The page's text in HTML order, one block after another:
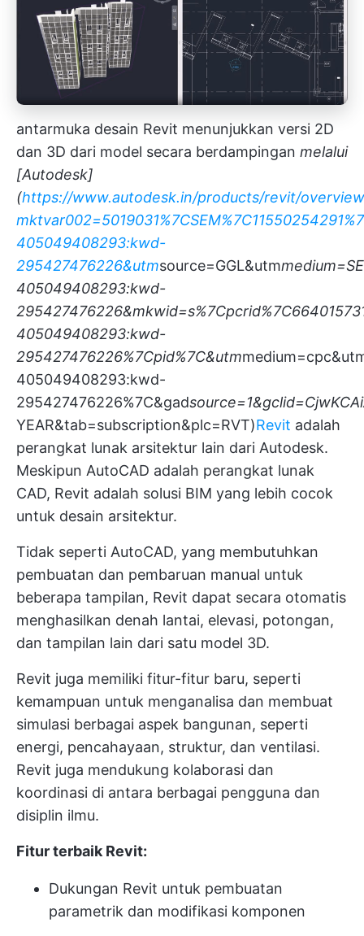
antarmuka desain Revit menunjukkan versi 2D
dan 3D dari model secara berdampingan melalui
[Autodesk]
(https://www.autodesk.in/products/revit/
405049408293:kwd-
295427476226&utmsource=GGL&utm
405049408293:kwd-
405049408293:kwd-
295427476226%7Cpid%7C&utm
405049408293:kwd-
295427476226%7C&gad
YEAR&tab=subscription&plc=RVT)Revit adalah
perangkat lunak arsitektur lain dari Autodesk.
Meskipun AutoCAD adalah perangkat lunak
CAD, Revit adalah solusi BIM yang lebih cocok
untuk desain arsitektur.
Tidak seperti AutoCAD, yang membutuhkan
pembuatan dan pembaruan manual untuk
beberapa tampilan, Revit dapat secara otomatis
menghasilkan denah lantai, elevasi, potongan,
dan tampilan lain dari satu model 3D.
Revit juga memiliki fitur-fitur baru, seperti
kemampuan untuk menganalisa dan membuat
simulasi berbagai aspek bangunan, seperti
energi, pencahayaan, struktur, dan ventilasi.
Revit juga mendukung kolaborasi dan
koordinasi di antara berbagai pengguna dan
disiplin ilmu.
Fitur terbaik Revit:
Dukungan Revit untuk pembuatan
parametrik dan modifikasi komponen